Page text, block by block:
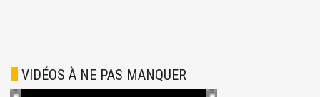
VIDÉOS À NE PAS MANQUER